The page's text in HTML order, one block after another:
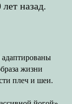
назад.
жизни
плеч и шеи.